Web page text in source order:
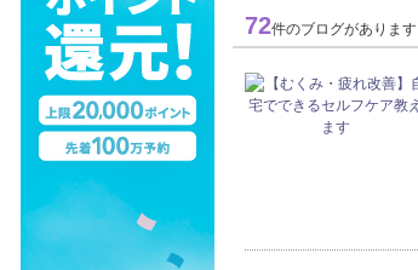
72件のブログがあります